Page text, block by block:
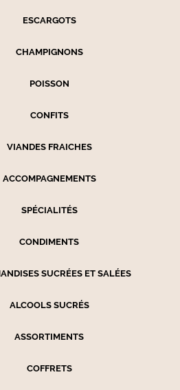
ESCARGOTS
CHAMPIGNONS
POISSON
CONFITS
VIANDES FRAICHES
ACCOMPAGNEMENTS
SPÉCIALITÉS
CONDIMENTS
SUCRÉES ET SALÉES
ALCOOLS SUCRÉS
ASSORTIMENTS
COFFRETS